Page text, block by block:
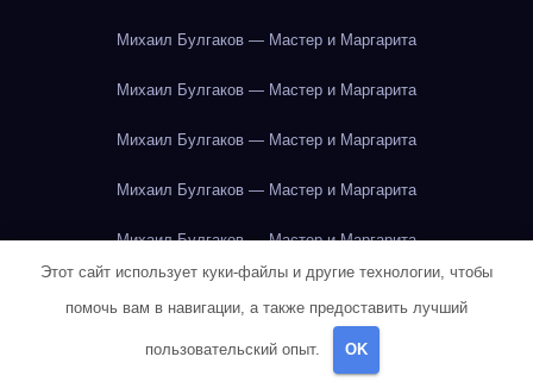
Михаил Булгаков — Мастер и Маргарита
Михаил Булгаков — Мастер и Маргарита
Михаил Булгаков — Мастер и Маргарита
Михаил Булгаков — Мастер и Маргарита
Михаил Булгаков — Мастер и Маргарита
Михаил Булгаков — Мастер и Маргарита
Этот сайт использует куки-файлы и другие технологии, чтобы
помочь вам в навигации, а также предоставить лучший
пользовательский опыт. OK